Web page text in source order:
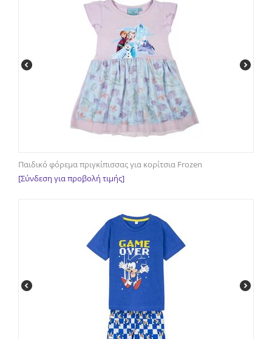
Παιδικό φόρεμα πριγκίπισσας για κορίτσια Frozen
[Σύνδεση για προβολή τιμής]